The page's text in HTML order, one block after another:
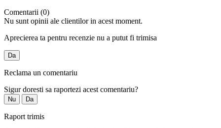
Comentarii (0)
Nu sunt opinii ale clientilor in acest moment.
Aprecierea ta pentru recenzie nu a putut fi trimisa
Da
Reclama un comentariu
Sigur doresti sa raportezi acest comentariu?
Nu Da
Raport trimis